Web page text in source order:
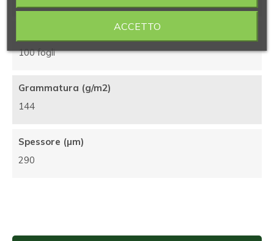
100 fogli
Grammatura (g/m2)
144
Spessore (µm)
290
ACCETTO